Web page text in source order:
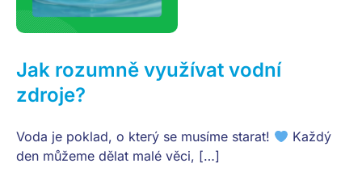
Jak rozumně využívat vodní
zdroje?
Voda je poklad, o který se musíme starat!
Každý
den můžeme dělat malé věci, […]